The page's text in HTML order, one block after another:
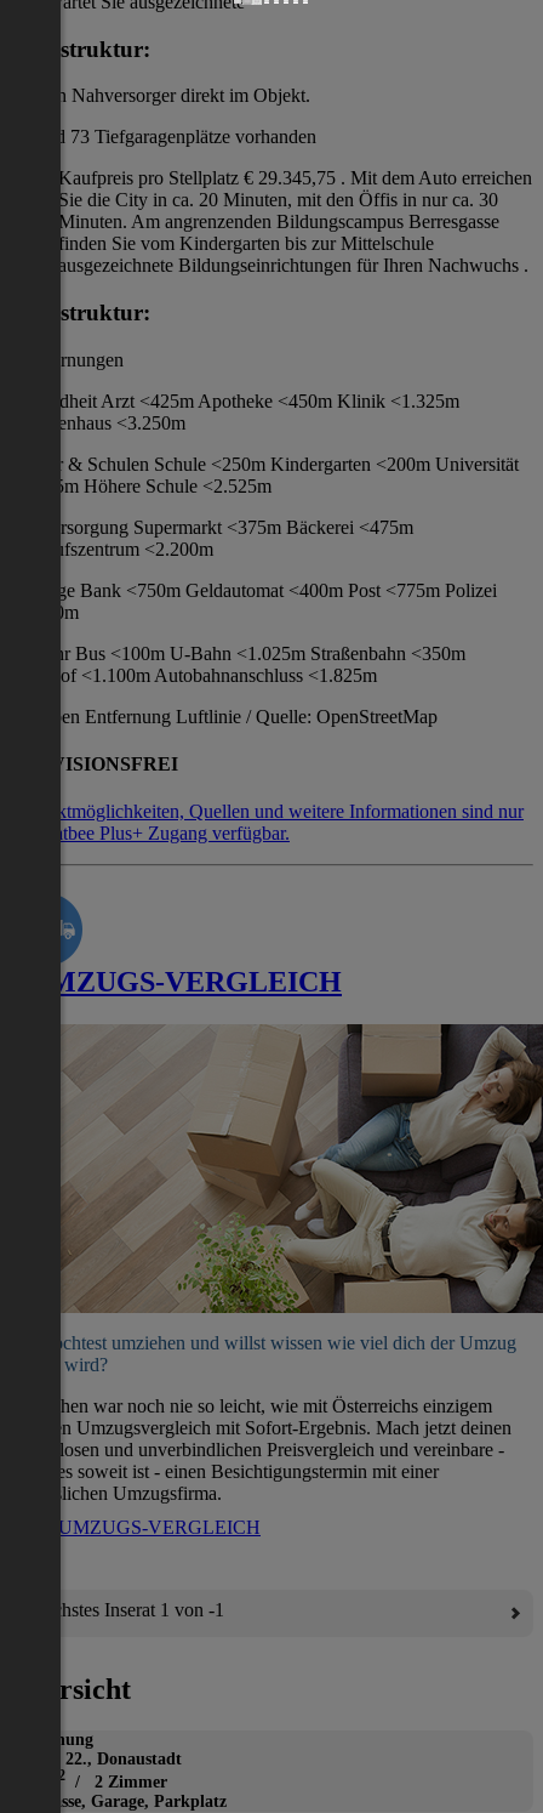
Infrastruktur:
und ein Nahversorger direkt im Objekt.
Es sind 73 Tiefgaragenplätze vorhanden
Kaufpreis pro Stellplatz € 29.345,75 . Mit dem Auto erreichen
Sie die City in ca. 20 Minuten, mit den Öffis in nur ca. 30
Minuten. Am angrenzenden Bildungscampus Berresgasse
finden Sie vom Kindergarten bis zur Mittelschule
ausgezeichnete Bildungseinrichtungen für Ihren Nachwuchs .
Infrastruktur:
/ Entfernungen
Gesundheit Arzt <425m Apotheke <450m Klinik <1.325m
Krankenhaus <3.250m
Kinder & Schulen Schule <250m Kindergarten <200m Universität
<2.525m Höhere Schule <2.525m
Nahversorgung Supermarkt <375m Bäckerei <475m
Einkaufszentrum <2.200m
Sonstige Bank <750m Geldautomat <400m Post <775m Polizei
<1.350m
Verkehr Bus <100m U-Bahn <1.025m Straßenbahn <350m
Bahnhof <1.100m Autobahnanschluss <1.825m
Angaben Entfernung Luftlinie / Quelle: OpenStreetMap
PROVISIONSFREI
Kontaktmöglichkeiten, Quellen und weitere Informationen sind nur
mit Flatbee Plus+ Zugang verfügbar.
UMZUGS-VERGLEICH
Du möchtest umziehen und willst wissen wie viel dich der Umzug
kosten wird?
Umziehen war noch nie so leicht, wie mit Österreichs einzigem
direkten Umzugsvergleich mit Sofort-Ergebnis. Mach jetzt deinen
kostenlosen und unverbindlichen Preisvergleich und vereinbare -
wenn es soweit ist - einen Besichtigungstermin mit einer
verlässlichen Umzugsfirma.
ZUM UMZUGS-VERGLEICH
Nächstes Inserat 1 von -1
Übersicht
Wohnung
Wien 22., Donaustadt
2 / 2 Zimmer
Terrasse, Garage, Parkplatz